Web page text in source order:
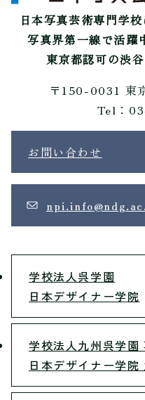
日本写真芸術専門学
写真界第一線で活躍
東京都認可の渋
〒150-0031 東
Tel：
お問い合わせ
学校法人呉学園
日本デザイナー学院
学校法人九州呉学園
日本デザイナー学院